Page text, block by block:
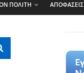
ΠΟΛΙΤΗ ΑΠΟΦΑΣΕΙΣ